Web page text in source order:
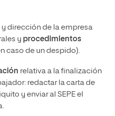
dirección de la empresa
y procedimientos
caso de un despido).
relativa a la finalización
redactar la carta de
y enviar al SEPE el